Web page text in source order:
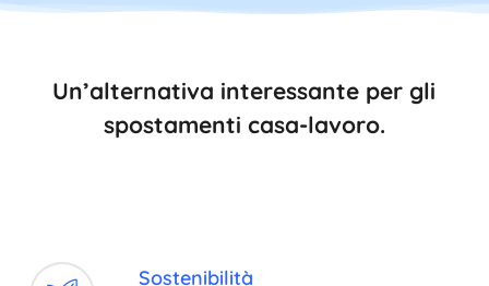
Un’alternativa interessante per gli
spostamenti casa-lavoro.
Sostenibilità